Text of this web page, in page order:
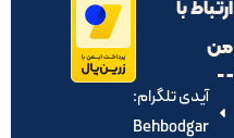
ارتباط با
من
آیدی تلگرام:‌
Behbodgar